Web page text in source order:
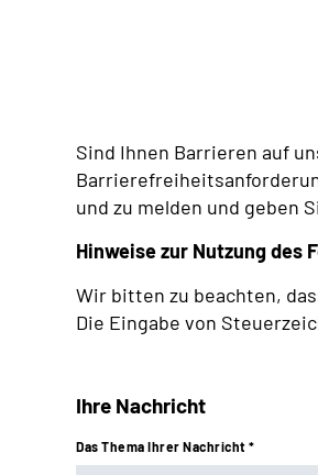
Sind Ihnen Barrieren auf
und zu melden und geben
Hinweise zur Nutzung des
Wir bitten zu beachten,
Die Eingabe von
Ihre Nachricht
Das Thema Ihrer Nachricht *